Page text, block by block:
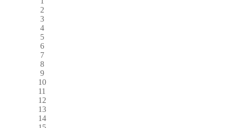
2
3
4
5
6
7
8
9
10
11
12
13
14